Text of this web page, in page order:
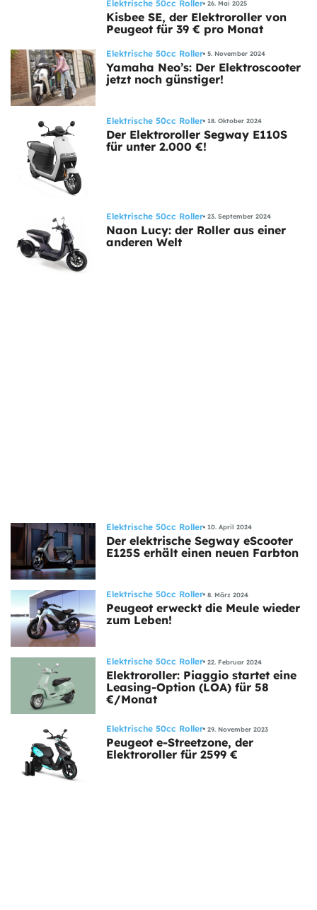
Elektrische 50cc Roller 26. Mai 2025
Kisbee SE, der Elektroroller von
Peugeot für 39 € pro Monat
Elektrische 50cc Roller 5. November 2024
Yamaha Neo’s: Der Elektroscooter
jetzt noch günstiger!
Elektrische 50cc Roller 18. Oktober 2024
Der Elektroroller Segway E110S
für unter 2.000 €!
Elektrische 50cc Roller 23. September 2024
Naon Lucy: der Roller aus einer
anderen Welt
Elektrische 50cc Roller 10. April 2024
Der elektrische Segway eScooter
E125S erhält einen neuen Farbton
Elektrische 50cc Roller 8. März 2024
Peugeot erweckt die Meule wieder
zum Leben!
Elektrische 50cc Roller 22. Februar 2024
Elektroroller: Piaggio startet eine
Leasing-Option (LOA) für 58
€/Monat
Elektrische 50cc Roller 29. November 2023
Peugeot e-Streetzone, der
Elektroroller für 2599 €